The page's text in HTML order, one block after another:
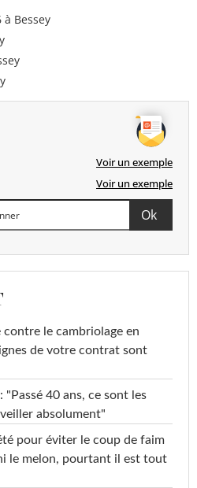
Bessey
Voir un exemple
Voir un exemple
contre le cambriolage en
de votre contrat sont
"Passé 40 ans, ce sont les
absolument"
pour éviter le coup de faim
le melon, pourtant il est tout